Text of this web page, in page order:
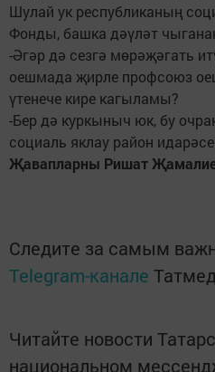
Шулай ук республиканың
Фонды, башка дәүләт
-Әгәр дә сезгә мөрәҗәгать
оешмада җирле профсоюз
үтенече кире кагыламы?
-Бер дә куркыныч юк, бу
социаль яклау район
Җавапларны Ришат
Следите за самым
Telegram-канале
Читайте новости
национальном